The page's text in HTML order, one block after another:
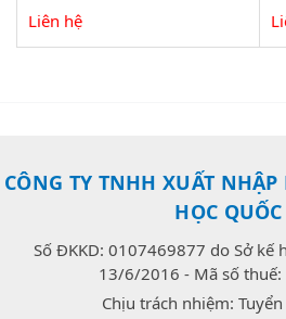
Liên hệ
CÔNG TY TNHH XUẤT
HỌC QUỐC
Số ĐKKD: 0107469877 do Sở kế
13/6/2016 - Mã số
Chịu trách nhiệm: